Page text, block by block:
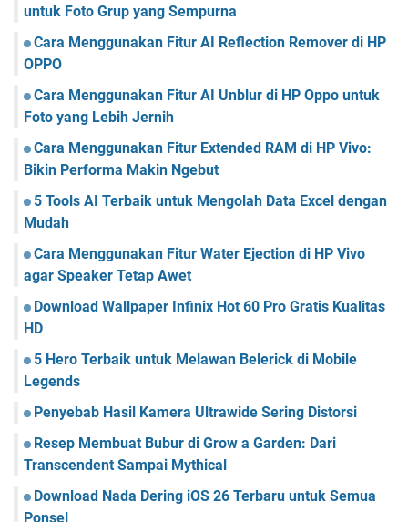
untuk Foto Grup yang Sempurna
Cara Menggunakan Fitur AI Reflection Remover di HP
OPPO
Cara Menggunakan Fitur AI Unblur di HP Oppo untuk
Foto yang Lebih Jernih
Cara Menggunakan Fitur Extended RAM di HP Vivo:
Bikin Performa Makin Ngebut
5 Tools AI Terbaik untuk Mengolah Data Excel dengan
Mudah
Cara Menggunakan Fitur Water Ejection di HP Vivo
agar Speaker Tetap Awet
Download Wallpaper Infinix Hot 60 Pro Gratis Kualitas
HD
5 Hero Terbaik untuk Melawan Belerick di Mobile
Legends
Penyebab Hasil Kamera Ultrawide Sering Distorsi
Resep Membuat Bubur di Grow a Garden: Dari
Transcendent Sampai Mythical
Download Nada Dering iOS 26 Terbaru untuk Semua
Ponsel